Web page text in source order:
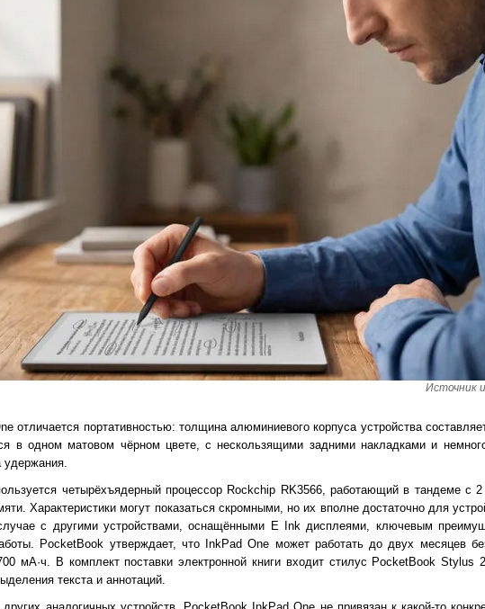
Источник
отличается портативностью: толщина алюминиевого корпуса устройства
в одном матовом чёрном цвете, с нескользящими задними накладками и
удержания.
четырёхъядерный процессор Rockchip RK3566, работающий в тандеме с
Характеристики могут показаться скромными, но их вполне достаточно для
с другими устройствами, оснащёнными E Ink дисплеями, ключевым
PocketBook утверждает, что InkPad One может работать до двух месяцев
мА·ч. В комплект поставки электронной книги входит стилус PocketBook Stylus
текста и аннотаций.